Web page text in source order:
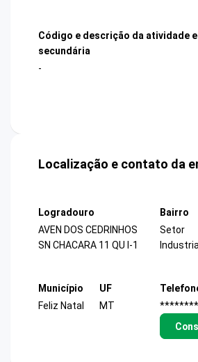
Código e descrição da atividade
secundária
-
Localização e contato da
Logradouro
AVEN DOS CEDRINHOS
SN CHACARA 11 QU I-1
Bairro
Setor
Município
Feliz Natal
UF
MT